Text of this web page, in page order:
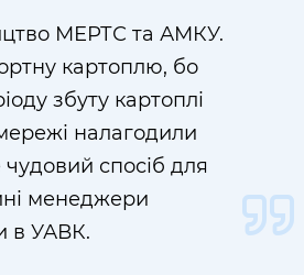
МЕРТС та АМКУ.
картоплю, бо
збуту картоплі
налагодили
спосіб для
менеджери
в УАВК.